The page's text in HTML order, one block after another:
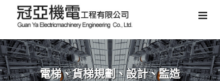
電梯、貨梯規劃、設計、監造